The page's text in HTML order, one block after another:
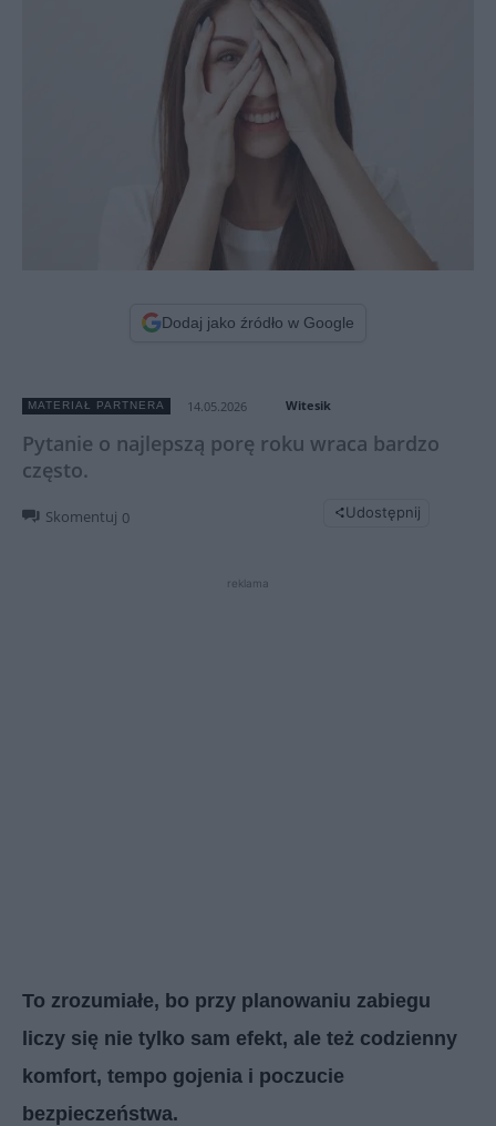
Dodaj jako źródło w Google
MATERIAŁ PARTNERA 14.05.2026 Witesik
Pytanie o najlepszą porę roku wraca bardzo
często.
Skomentuj 0 Udostępnij
reklama
To zrozumiałe, bo przy planowaniu zabiegu
liczy się nie tylko sam efekt, ale też codzienny
komfort, tempo gojenia i poczucie
bezpieczeństwa.